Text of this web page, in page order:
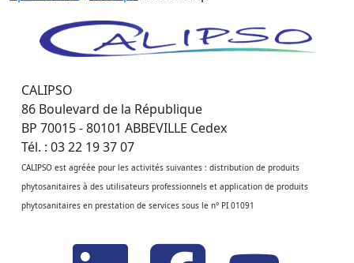
CALIPSO
86 Boulevard de la République
BP 70015 - 80101 ABBEVILLE Cedex
Tél. : 03 22 19 37 07
CALIPSO est agréée pour les activités suivantes : distribution de produits
phytosanitaires à des utilisateurs professionnels et application de produits
phytosanitaires en prestation de services sous le n° PI 01091